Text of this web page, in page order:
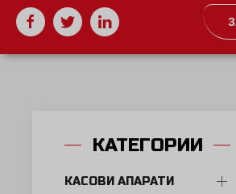
КАТЕГОРИИ
КАСОВИ АПАРАТИ